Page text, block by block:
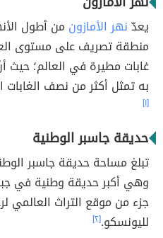
يعدّنهر الأمازون من أطول
منطقة تصريف على مستوى
غابات مطيرة في العالم؛ حيث
به تمثل أكثر من نصف الغابات
[١]
حديقة جاسبر الوطنية
وهي أكبر حديقة وطنية في
جزء من موقع التراث العالمي
لليونسكو.[٢]